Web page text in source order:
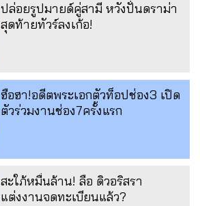
ปล่อยรูปมายด์คู่สามี หวังปั่นดราม่า
สุดท้ายทัวร์ลงเก้อ!
ฮือฮา!อดีตพระเอกตัวท็อปช่อง3 เปิด
ตัวร่วมงานช่อง7ครั้งแรก
สะใภ้หมื่นล้าน! ลือ ดิวอริสรา
แต่งงานจดทะเบียนแล้ว?